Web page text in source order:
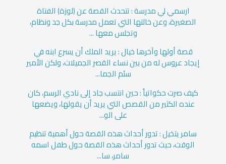
ارسمي لي مدرسة : تتحدث القصة عن (لوزة) الفتاة
الصغيرة، وعن خالتها التي تعمل مدرسة بكل جد ونظام،
وتجلس معها ...
قصة أولها وآخرها خيال : يريد الملك أن يسرع ابنه في
إيجاد عروس له من بين نساء القصر الجميلات، ولكن الأمير
سئم الجما...
كيف صرت حكواتياً : حين انتسب جاد إلى نادي الرسم، كان
عنده الكثير من القصص التي يريد أن يقولها، ويضعها
على الو...
سامر يتخيل : تدور أحداث هذه القصة حول أهمية تنظيم
الوقت، حيث تدور أحداث هذه القصة حول طفل اسمه
سامر، سا...